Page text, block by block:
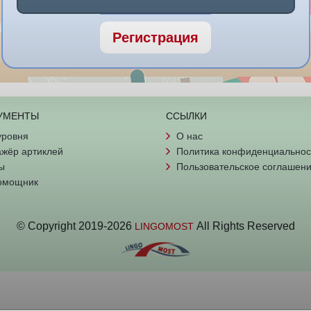
Регистрация
артиклей
ССЫЛКИ
О нас
Политика
Пользовательское
© Copyright 2019-2026 LINGOMOST All Rights Reserved